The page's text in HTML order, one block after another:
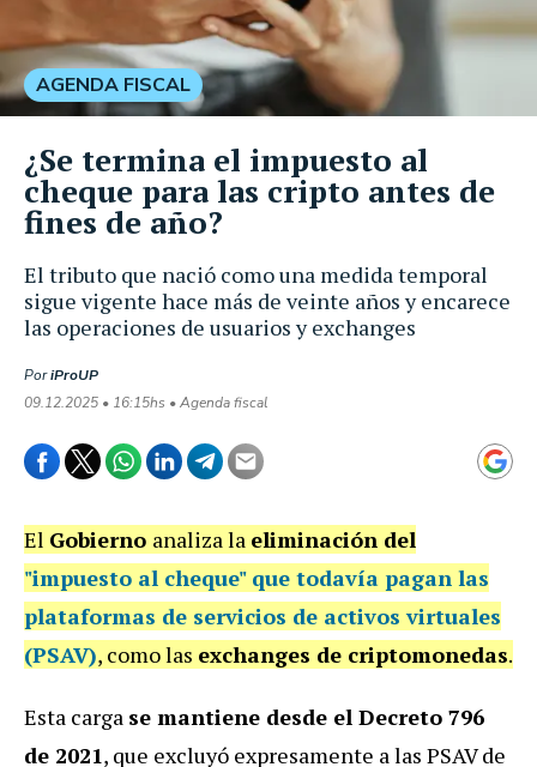
El tributo que nació como una medida temporal
sigue vigente hace más de veinte años y encarece
las operaciones de usuarios y exchanges
PoriProUP
09.12.2025 • 16:15hs • Agenda fiscal
AGENDA FISCAL
¿Se termina el impuesto al
cheque para las cripto antes de
fines de año?
El Gobierno analiza la eliminación del
"impuesto al cheque"que todavía pagan las
plataformas de servicios de activos virtuales
(PSAV), como las exchanges de criptomonedas.
Esta carga se mantiene desde el Decreto 796
de 2021, que excluyó expresamente a las PSAV de